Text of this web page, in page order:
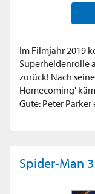
Im Filmjahr 2019
Superheldenrolle
zurück! Nach
Homecoming'
Gute: Peter Parker
Spider-Man